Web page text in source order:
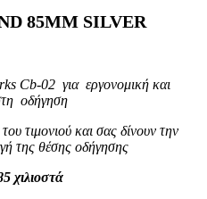
85MM SILVER
Cb-02 για εργονομική και
οδήγηση
τιμονιού και σας δίνουν την
της θέσης οδήγησης
χιλιοστά